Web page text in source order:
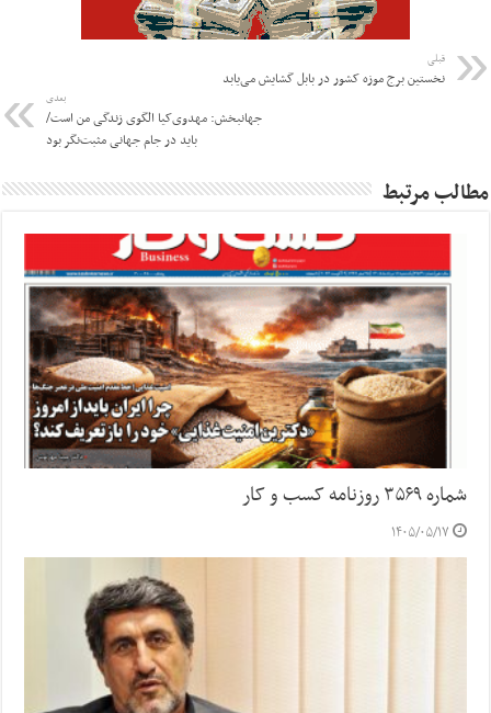
قبلی
نخستین برج موزه کشور در بابل گشایش می‌یابد
بعدی
جهانبخش: مهدوی‌کیا الگوی زندگی من است/
باید در جام جهانی مثبت‌نگر بود
مطالب مرتبط
شماره ۳۵۶۹ روزنامه کسب و کار
۱۴۰۵/۰۵/۱۷